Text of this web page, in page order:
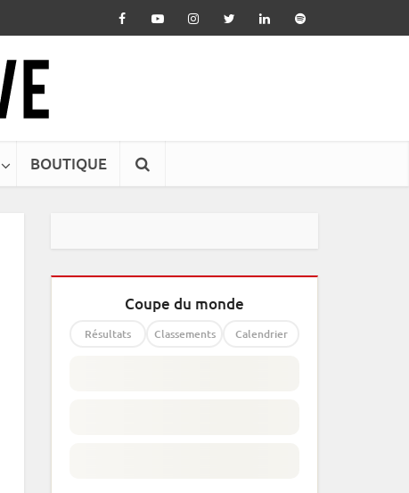
BOUTIQUE
Coupe du monde
Résultats Classements Calendrier